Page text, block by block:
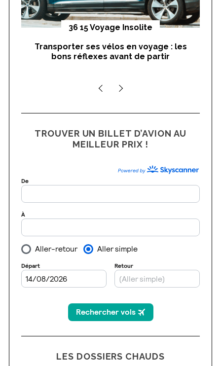
36 15 Voyage Insolite
Transporter ses vélos en voyage : les
bons réflexes avant de partir
TROUVER UN BILLET D’AVION AU
MEILLEUR PRIX !
LES DOSSIERS CHAUDS